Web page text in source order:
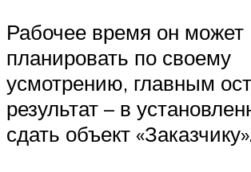
Рабочее время он может
планировать по своему
усмотрению, главным
результат – в
сдать объект